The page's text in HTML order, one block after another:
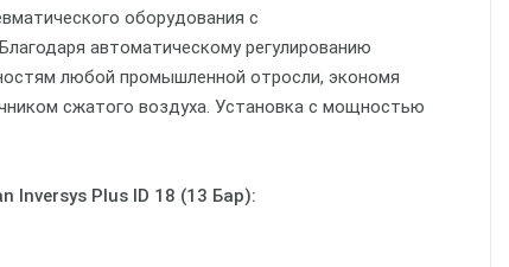
оборудования с
автоматическому регулированию
любой промышленной отросли, экономя
сжатого воздуха. Установка с мощностью
Inversys Plus ID 18 (13 Бар):